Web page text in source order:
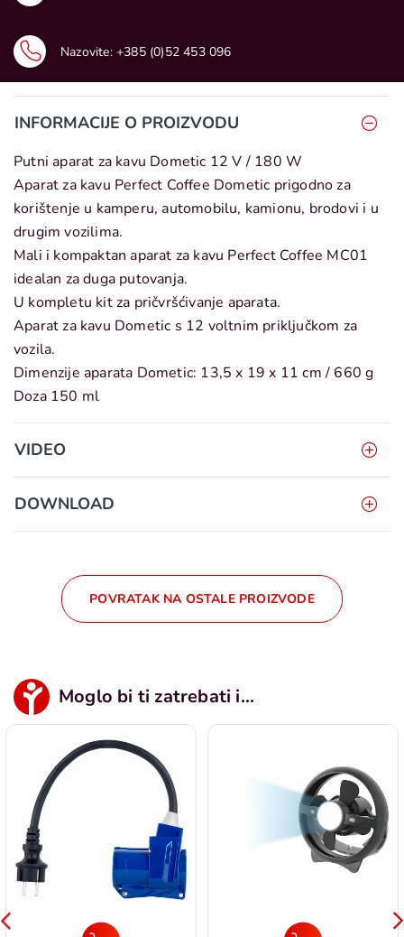
Nazovite: +385 (0)52 453 096
INFORMACIJE O PROIZVODU
Putni aparat za kavu Dometic 12 V / 180 W
Aparat za kavu Perfect Coffee Dometic prigodno za
korištenje u kamperu, automobilu, kamionu, brodovi i u
drugim vozilima.
Mali i kompaktan aparat za kavu Perfect Coffee MC01
idealan za duga putovanja.
U kompletu kit za pričvršćivanje aparata.
Aparat za kavu Dometic s 12 voltnim priključkom za
vozila.
Dimenzije aparata Dometic: 13,5 x 19 x 11 cm / 660 g
Doza 150 ml
VIDEO
DOWNLOAD
POVRATAK NA OSTALE PROIZVODE
Moglo bi ti zatrebati i...